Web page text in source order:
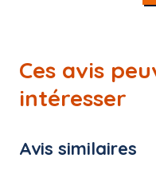
Ces avis
intéresser
Avis similaires